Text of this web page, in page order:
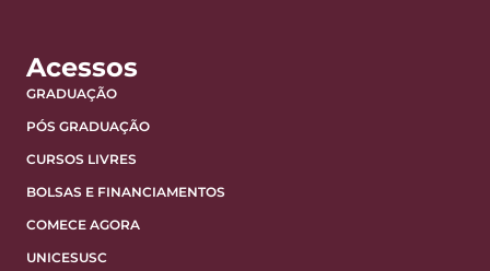
Acessos
GRADUAÇÃO
PÓS GRADUAÇÃO
CURSOS LIVRES
BOLSAS E FINANCIAMENTOS
COMECE AGORA
UNICESUSC